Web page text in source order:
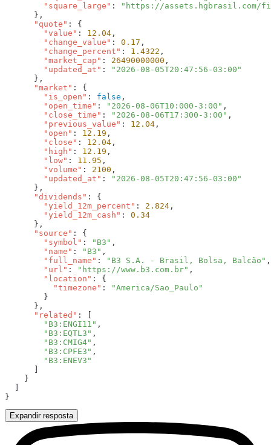
        "square_large"
:
      "quote"
        "value"
: 12.04
        "change_value"
: 0.17
        "change_percent"
: 1.4322
        "market_cap"
: 26490000000
        "updated_at"
:
      "market"
        "is_open"
: false
        "open_time"
: "2026-08-06T10:000-3:00"
        "close_time"
: "2026-08-06T17:300-3:00"
        "previous_value"
: 12.04
        "open"
: 12.19
        "close"
: 12.04
        "high"
: 12.19
        "low"
: 11.95
        "volume"
: 2100
        "updated_at"
:
      "dividends"
        "yield_12m_percent"
: 2.824
        "yield_12m_cash"
:
      "source"
        "symbol"
: "B3"
        "name"
: "B3"
        "full_name"
:
"B3 S.A. - Brasil, Bolsa, Balcão"
        "url"
: "https://www.b3.com.br"
        "location"
          "timezone"
:
      "related"
        "B3:ENGI11"
        "B3:EQTL3"
        "B3:CMIG4"
        "B3:CPFE3"
Expandir resposta